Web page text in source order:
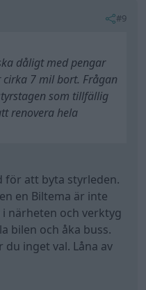
#9
dåligt med pengar
7 mil bort. Frågan
som tillfällig
renovera hela
för att byta styrleden.
en Biltema är inte
närheten och verktyg
bilen och åka buss.
inget val. Låna av